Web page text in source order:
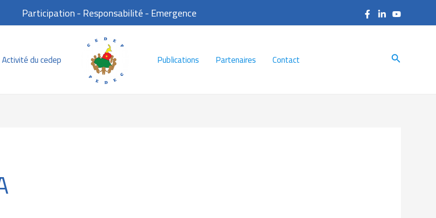
Participation - Responsabilité - Emergence
Activité du cedep Publications Partenaires Contact Search